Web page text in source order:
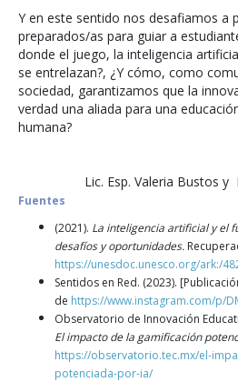
Y en este sentido nos desafiamos a
preparados/as para guiar a
donde el juego, la inteligencia
se entrelazan?, ¿Y cómo, como
sociedad, garantizamos que la
verdad una aliada para una
humana?
Lic. Esp. Valeria Bustos
Fuentes
(2021). La inteligencia artificial y el
desafíos y oportunidades.
https://unesdoc.unesco.org/ark:/
Sentidos en Red. (2023).
de https://www.instagram.com/p/
Observatorio de Innovación
El impacto de la gamificación
https://observatorio.tec.mx/el-
potenciada-por-ia/